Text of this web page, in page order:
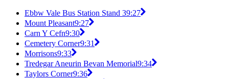
Ebbw Vale Bus Station Stand 39:27
Mount Pleasant9:27
Carn Y Cefn9:30
Cemetery Corner9:31
Morrisons9:33
Tredegar Aneurin Bevan Memorial9:34
Taylors Corner9:36